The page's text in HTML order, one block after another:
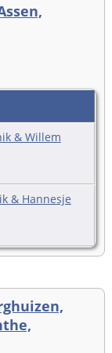
& Willem
& Hannesje